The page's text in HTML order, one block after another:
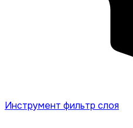
Инструмент фильтр слоя